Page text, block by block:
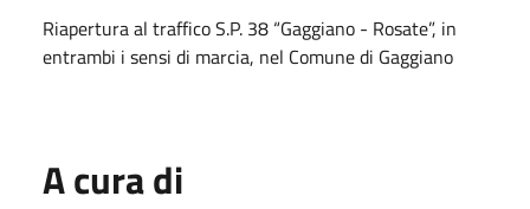
Riapertura al traffico S.P. 38 “Gaggiano - Rosate”, in
entrambi i sensi di marcia, nel Comune di Gaggiano
A cura di